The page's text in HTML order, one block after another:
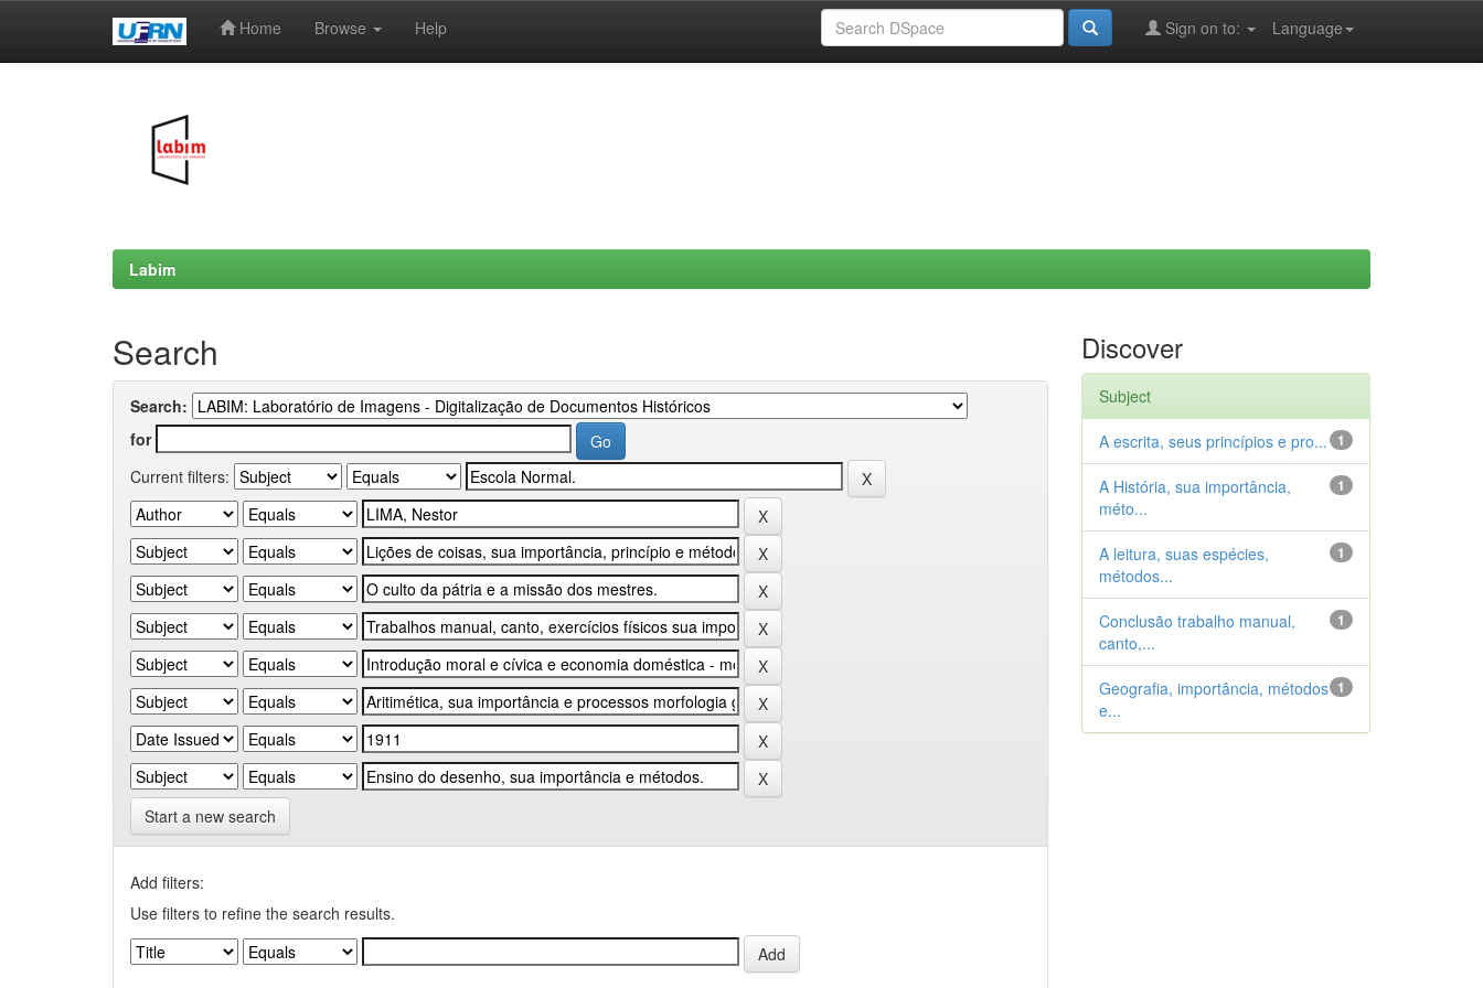
Home Browse Help Language
Sign on to:
Labim
Search
Search:
for
Current filters:
Start a new search
Add filters:
Use filters to refine the search results.
Discover
Subject
1
A escrita, seus princípios e pro...
1
A História, sua importância,
méto...
1
A leitura, suas espécies,
métodos...
1
Conclusão trabalho manual,
canto,...
1
Geografia, importância, métodos
e...